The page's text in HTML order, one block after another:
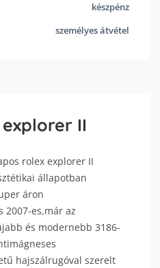
készpénz
személyes átvétel
II
rolex explorer II
állapotban
áron
2007-es,már az
és modernebb 3186-
hajszálrugóval szerelt